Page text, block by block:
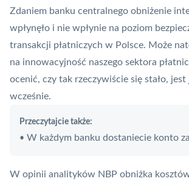
Zdaniem banku centralnego obniżenie
wpłynęło i nie wpłynie na poziom
transakcji płatniczych w Polsce. Może
na innowacyjność naszego sektora
ocenić, czy tak rzeczywiście się stało, jest
wcześnie.
Przeczytajcie także:
• W każdym banku dostaniecie konto
W opinii analityków NBP obniżka